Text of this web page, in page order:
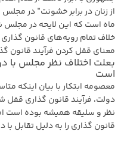
از زنان در برابر خشونت” در
ماه است که این لایحه در مجلس
خلاف تمام رویه‌های قانون
معنای قفل کردن فرآیند قانون
بعلت اختلاف نظر مجلس با
است
معصومه ابتکار با بیان اینکه
دولت، فرآیند قانون گذاری قفل
نظر و سلیقه همیشه بوده است
قانون گذاری را به دلیل تقابل